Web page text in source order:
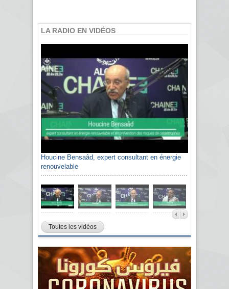
LA RADIO EN VIDÉOS
Houcine Bensaâd, expert consultant en énergie
renouvelable
Toutes les vidéos